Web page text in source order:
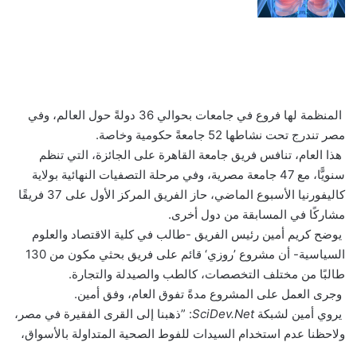
المنظمة لها فروع في جامعات بحوالي 36 دولةً حول العالم، وفي
مصر تندرج تحت نشاطها 52 جامعةً حكومية وخاصة.
هذا العام، تنافس فريق جامعة القاهرة على الجائزة، التي تنظم
سنويًّا، مع 47 جامعة مصرية، وفي مرحلة التصفيات النهائية بولاية
كاليفورنيا الأسبوع الماضي، حاز الفريق المركز الأول على 37 فريقًا
مشاركًا في المسابقة من دول أخرى.
يوضح كريم أمين رئيس الفريق -طالب في كلية الاقتصاد والعلوم
السياسية- أن مشروع ’روزي‘ قائم على فريق بحثي مكون من 130
طالبًا من مختلف التخصصات، كالطب والصيدلة والتجارة.
وجرى العمل على المشروع مدةً تفوق العام، وفق أمين.
يروي أمين لشبكةSciDev.Net: ”ذهبنا إلى القرى الفقيرة في مصر،
ولاحظنا عدم استخدام السيدات للفوط الصحية المتداولة بالأسواق،